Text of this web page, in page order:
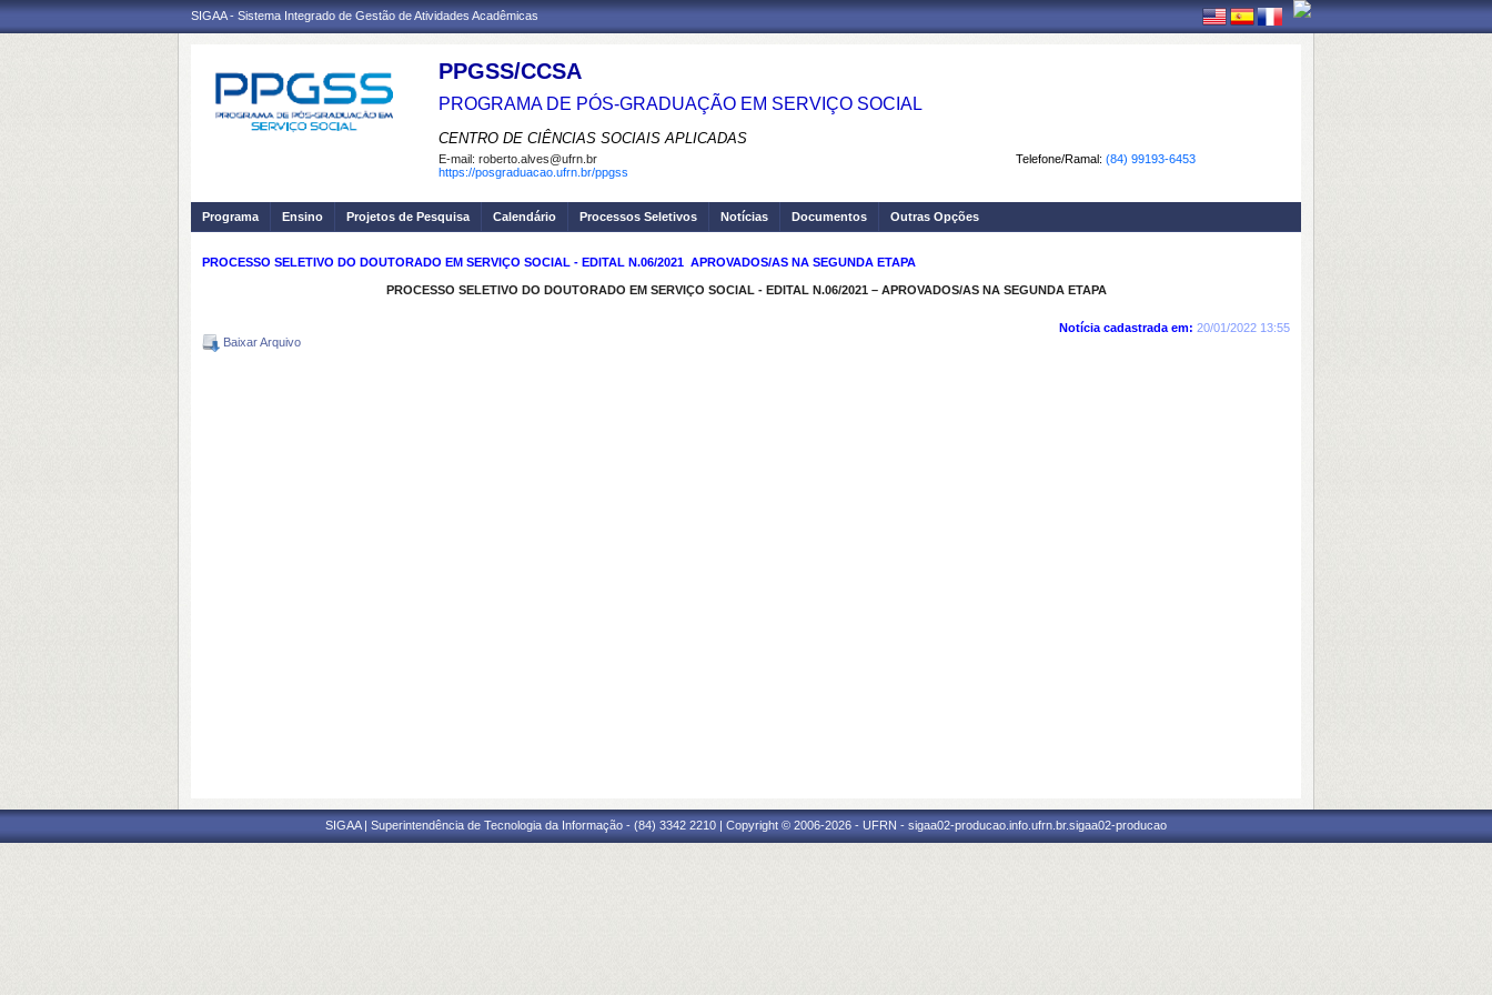
SIGAA - Sistema Integrado de Gestão de Atividades Acadêmicas
PPGSS/CCSA
PROGRAMA DE PÓS-GRADUAÇÃO EM SERVIÇO SOCIAL
CENTRO DE CIÊNCIAS SOCIAIS APLICADAS
Telefone/Ramal: (84) 99193-6453
E-mail: roberto.alves@ufrn.br
https://posgraduacao.ufrn.br/ppgss
Programa Ensino Projetos de Pesquisa Calendário Processos Seletivos Notícias Documentos Outras Opções
PROCESSO SELETIVO DO DOUTORADO EM SERVIÇO SOCIAL - EDITAL N.06/2021  APROVADOS/AS NA SEGUNDA ETAPA
PROCESSO SELETIVO DO DOUTORADO EM SERVIÇO SOCIAL - EDITAL N.06/2021 – APROVADOS/AS NA SEGUNDA ETAPA
Notícia cadastrada em: 20/01/2022 13:55
Baixar Arquivo
SIGAA | Superintendência de Tecnologia da Informação - (84) 3342 2210 | Copyright © 2006-2026 - UFRN - sigaa02-producao.info.ufrn.br.sigaa02-producao